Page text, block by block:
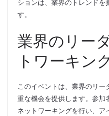
ションは、業界のトレンド
す。
業界のリー
トワーキン
このイベントは、業界のリ
重な機会を提供します。参加
ネットワーキングを行い、ア